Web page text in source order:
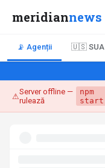
meridiannews
📡 Agenții 🇺🇸 SUA
⚠Server offline —
rulează
npm
start